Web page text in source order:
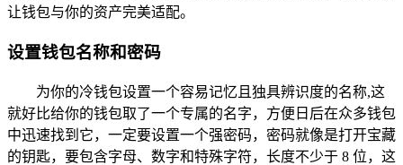
让钱包与你的资产完美适配。
设置钱包名称和密码
为你的冷钱包设置一个容易记忆且独具辨识度的名称,这
就好比给你的钱包取了一个专属的名字，方便日后在众多钱包
中迅速找到它，一定要设置一个强密码，密码就像是打开宝藏
的钥匙，要包含字母、数字和特殊字符，长度不少于 8 位，这